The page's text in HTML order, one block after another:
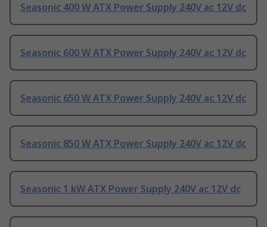
Seasonic 400 W ATX Power Supply 240V ac 12V dc
Seasonic 600 W ATX Power Supply 240V ac 12V dc
Seasonic 650 W ATX Power Supply 240V ac 12V dc
Seasonic 850 W ATX Power Supply 240V ac 12V dc
Seasonic 1 kW ATX Power Supply 240V ac 12V dc